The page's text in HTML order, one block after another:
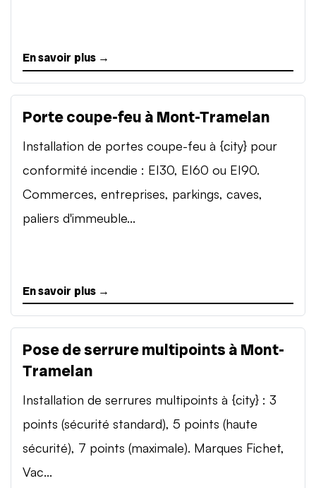
En savoir plus →
Porte coupe-feu à Mont-Tramelan
Installation de portes coupe-feu à {city} pour
conformité incendie : EI30, EI60 ou EI90.
Commerces, entreprises, parkings, caves,
paliers d'immeuble...
En savoir plus →
Pose de serrure multipoints à Mont-
Tramelan
Installation de serrures multipoints à {city} : 3
points (sécurité standard), 5 points (haute
sécurité), 7 points (maximale). Marques Fichet,
Vac...